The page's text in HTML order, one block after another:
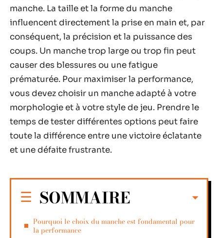
manche. La taille et la forme du manche
influencent directement la prise en main et, par
conséquent, la précision et la puissance des
coups. Un manche trop large ou trop fin peut
causer des blessures ou une fatigue
prématurée. Pour maximiser la performance,
vous devez choisir un manche adapté à votre
morphologie et à votre style de jeu. Prendre le
temps de tester différentes options peut faire
toute la différence entre une victoire éclatante
et une défaite frustrante.
SOMMAIRE
Pourquoi le choix du manche est fondamental pour
la performance